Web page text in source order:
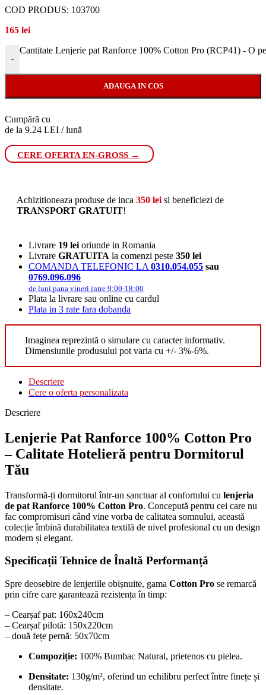
COD PRODUS: 103700
165 lei
-
Cantitate Lenjerie pat Ranforce 100% Cotton Pro (RCP41) - O
ADAUGA IN COS
Cumpără cu
de la 9.24 LEI / lună
CERE OFERTA EN-GROSS →
Achizitioneaza produse de inca 350 lei si beneficiezi de
TRANSPORT GRATUIT!
Livrare 19 lei oriunde in Romania
Livrare GRATUITA la comenzi peste 350 lei
COMANDA TELEFONIC LA 0310.054.055 sau
0769.096.096
de luni pana vineri intre 9:00-18:00
Plata la livrare sau online cu cardul
Plata in 3 rate fara dobanda
Imaginea reprezintă o simulare cu caracter informativ.
Dimensiunile produsului pot varia cu +/- 3%-6%.
Descriere
Cere o oferta personalizata
Descriere
Lenjerie Pat Ranforce 100% Cotton Pro
– Calitate Hotelieră pentru Dormitorul
Tău
Transformă-ți dormitorul într-un sanctuar al confortului cu lenjeria
de pat Ranforce 100% Cotton Pro. Concepută pentru cei care nu
fac compromisuri când vine vorba de calitatea somnului, această
colecție îmbină durabilitatea textilă de nivel profesional cu un design
modern și elegant.
Specificații Tehnice de Înaltă Performanță
Spre deosebire de lenjeriile obișnuite, gama Cotton Pro se remarcă
prin cifre care garantează rezistența în timp:
– Cearșaf pat: 160x240cm
– Cearșaf pilotă: 150x220cm
– două fețe pernă: 50x70cm
Compoziție: 100% Bumbac Natural, prietenos cu pielea.
Densitate: 130g/m², oferind un echilibru perfect între finețe și
densitate.